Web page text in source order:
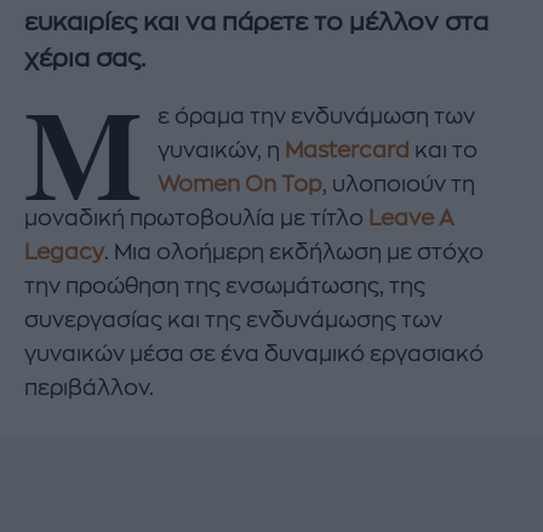
ευκαιρίες και να πάρετε το μέλλον στα
χέρια σας.
Μ
ε όραμα την ενδυνάμωση των
γυναικών, η Mastercard και το
Women On Top , υλοποιούν τη
μοναδική πρωτοβουλία με τίτλο
Leave A
Legacy. Μια ολοήμερη εκδήλωση με στόχο
την προώθηση της ενσωμάτωσης, της
συνεργασίας και της ενδυνάμωσης των
γυναικών μέσα σε ένα δυναμικό εργασιακό
περιβάλλον.